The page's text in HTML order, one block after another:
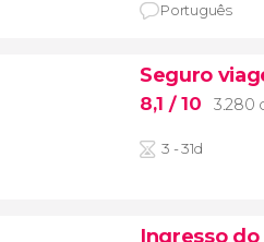
Português
Seguro
8,1 / 10 3.280
3 - 31d
Ingresso